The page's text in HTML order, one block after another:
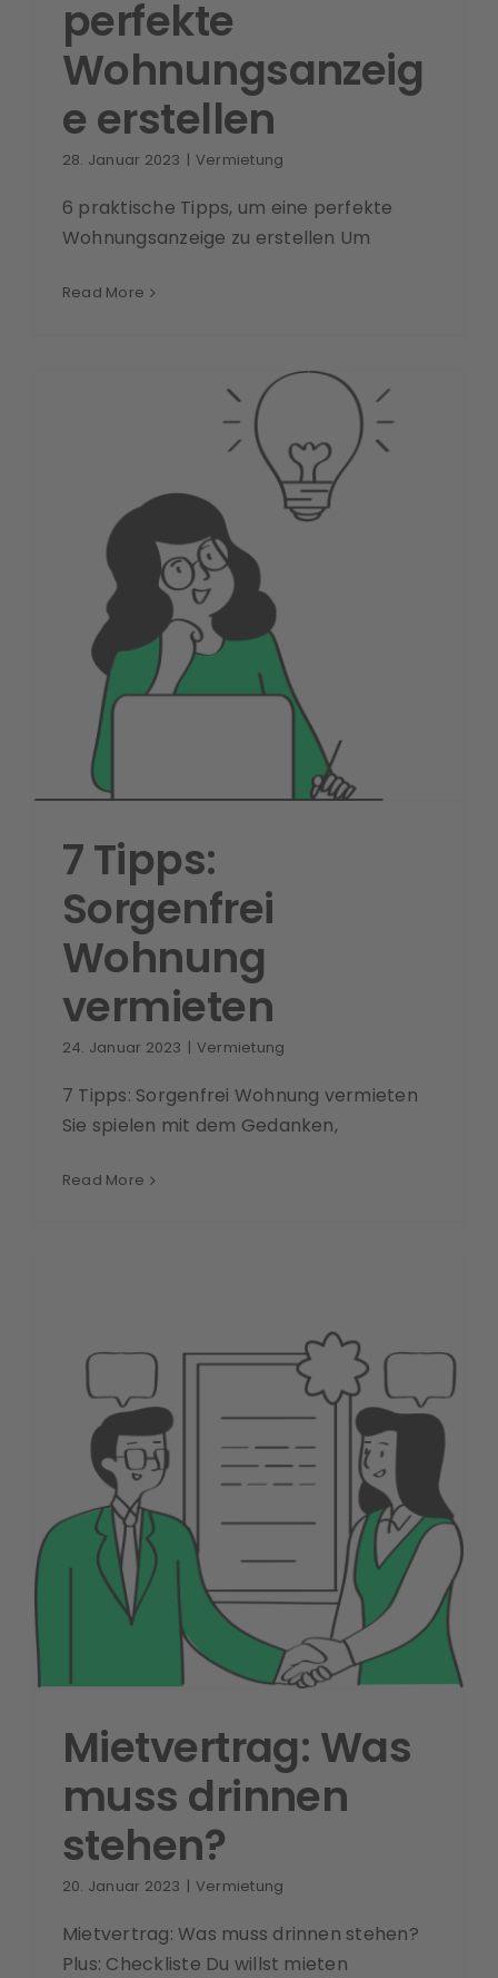
perfekte
Wohnungsanzeig
e erstellen
28. Januar 2023 | Vermietung
6 praktische Tipps, um eine perfekte
Wohnungsanzeige zu erstellen Um
Read More
7 Tipps:
Sorgenfrei
Wohnung
vermieten
24. Januar 2023 | Vermietung
7 Tipps: Sorgenfrei Wohnung vermieten
Sie spielen mit dem Gedanken,
Read More
Mietvertrag: Was
muss drinnen
stehen?
20. Januar 2023 | Vermietung
Mietvertrag: Was muss drinnen stehen?
Plus: Checkliste Du willst mieten